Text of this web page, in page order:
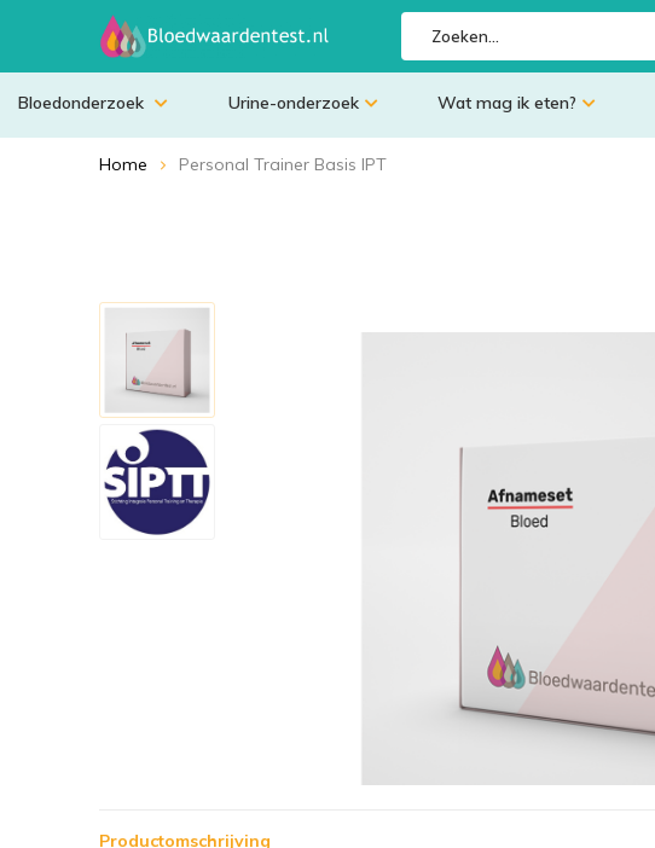
Bloedonderzoek Urine-onderzoek Wat mag ik eten?
Home Personal Trainer Basis IPT
Productomschrijving